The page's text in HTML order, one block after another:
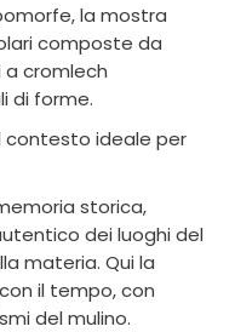
la mostra
composte da
a cromlech
di forme.
contesto ideale per
storica,
dei luoghi del
materia. Qui la
il tempo, con
del mulino.